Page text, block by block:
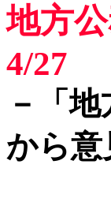
地方
4/27
－「
から